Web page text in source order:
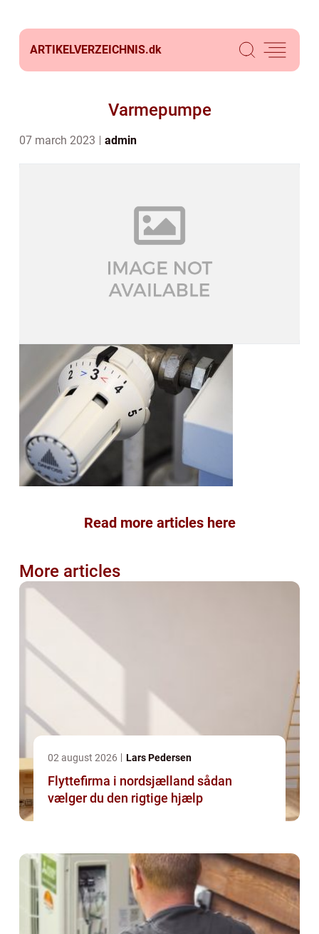
ARTIKELVERZEICHNIS.dk
Varmepumpe
07 march 2023 admin
Read more articles here
More articles
02 august 2026 Lars Pedersen
Flyttefirma i nordsjælland sådan
vælger du den rigtige hjælp